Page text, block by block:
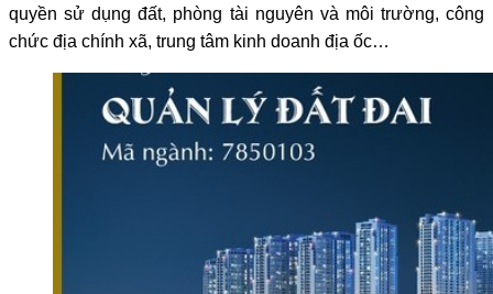
quyền sử dụng đất, phòng tài nguyên và môi trường, công
chức địa chính xã, trung tâm kinh doanh địa ốc…